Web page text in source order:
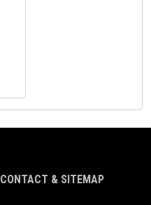
CONTACT & SITEMAP